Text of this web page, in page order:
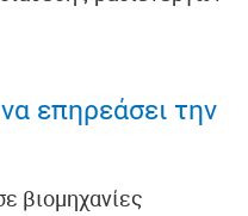
επηρεάσει την
βιομηχανίες